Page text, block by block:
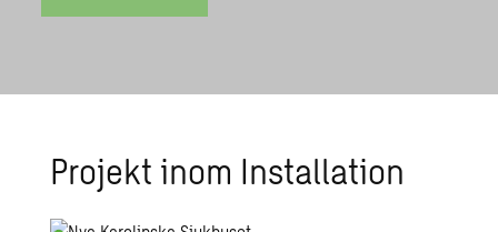
Pro­jekt inom In­stal­la­tion